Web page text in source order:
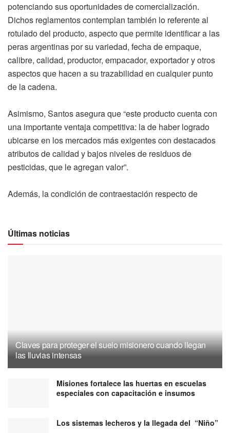
potenciando sus oportunidades de comercialización.
Dichos reglamentos contemplan también lo referente al
rotulado del producto, aspecto que permite identificar a las
peras argentinas por su variedad, fecha de empaque,
calibre, calidad, productor, empacador, exportador y otros
aspectos que hacen a su trazabilidad en cualquier punto
de la cadena.
Asimismo, Santos asegura que “este producto cuenta con
una importante ventaja competitiva: la de haber logrado
ubicarse en los mercados más exigentes con destacados
atributos de calidad y bajos niveles de residuos de
pesticidas, que le agregan valor”.
Además, la condición de contraestación respecto de
Últimas noticias
Claves para proteger el suelo misionero cuando llegan
las lluvias intensas
Misiones fortalece las huertas en escuelas
especiales con capacitación e insumos
Los sistemas lecheros y la llegada del “Niño”